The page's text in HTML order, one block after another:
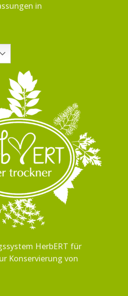
in
HerbERT für
Konservierung von